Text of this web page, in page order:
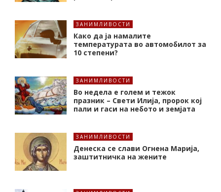
ЗАНИМЛИВОСТИ
Како да ја намалите
температурата во автомобилот за
10 степени?
ЗАНИМЛИВОСТИ
Во недела е голем и тежок
празник – Свети Илија, пророк кој
пали и гаси на небото и земјата
ЗАНИМЛИВОСТИ
Денеска се слави Огнена Марија,
заштитничка на жените